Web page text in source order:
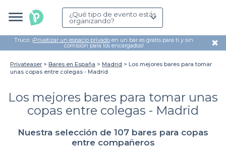
¿Qué tipo de evento estás
organizando?
Truco: ¡Privatizar un espacio privado en un bar es gratis para ti y sin
comisión para los encargados! ✖
Privateaser Bares en España Madrid
Los mejores bares para tomar
unas copas entre colegas - Madrid
Los mejores bares para tomar unas
copas entre colegas - Madrid
Nuestra selección de 107 bares para copas
entre compañeros